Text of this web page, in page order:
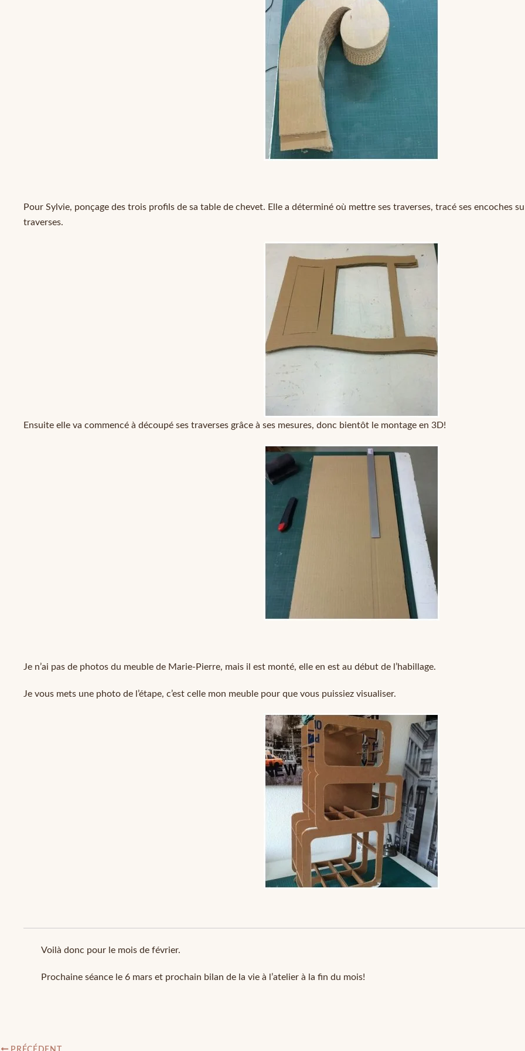
Pour Sylvie, ponçage des trois profils de sa table de chevet. Elle a déterminé où mettre ses traverses, tracé ses encoches
traverses.
Ensuite elle va commencé à découpé ses traverses grâce à ses mesures, donc bientôt le montage en 3D!
Je n’ai pas de photos du meuble de Marie-Pierre, mais il est monté, elle en est au début de l’habillage.
Je vous mets une photo de l’étape, c’est celle mon meuble pour que vous puissiez visualiser.
Voilà donc pour le mois de février.
Prochaine séance le 6 mars et prochain bilan de la vie à l’atelier à la fin du mois!